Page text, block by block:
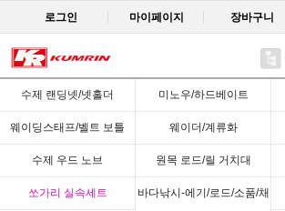
로그인 마이페이지 장바구니
수제 랜딩넷/넷홀더 미노우/하드베이트
웨이딩스태프/벨트 보틀 웨이더/계류화
수제 우드 노브 원목 로드/릴 거치대
쏘가리 실속세트 바다낚시-에기/로드/소품/채